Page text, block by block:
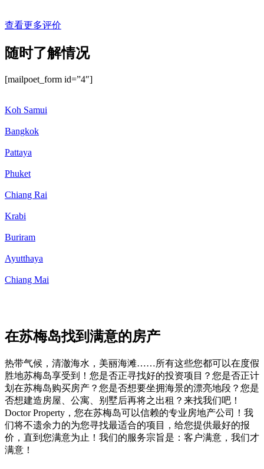
查看更多评价
随时了解情况
[mailpoet_form id=”4″]
Koh Samui
Bangkok
Pattaya
Phuket
Chiang Rai
Krabi
Buriram
Ayutthaya
Chiang Mai
在苏梅岛找到满意的房产
热带气候，清澈海水，美丽海滩……所有这些您都可以在度假
胜地苏梅岛享受到！您是否正寻找好的投资项目？您是否正计
划在苏梅岛购买房产？您是否想要坐拥海景的漂亮地段？您是
否想建造房屋、公寓、别墅后再将之出租？来找我们吧！
Doctor Property，您在苏梅岛可以信赖的专业房地产公司！我
们将不遗余力的为您寻找最适合的项目，给您提供最好的报
价，直到您满意为止！我们的服务宗旨是：客户满意，我们才
满意！